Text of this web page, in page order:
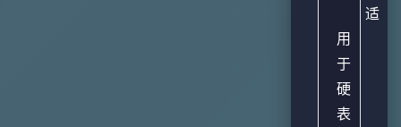
适
用
于
硬
表